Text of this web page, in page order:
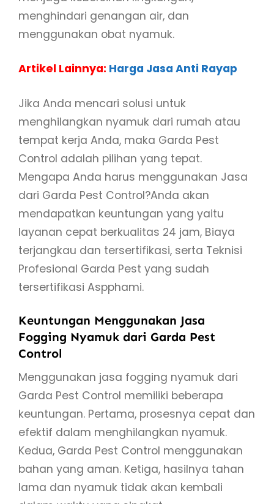
menghindari genangan air, dan
menggunakan obat nyamuk.
Artikel Lainnya: Harga Jasa Anti Rayap
Jika Anda mencari solusi untuk
menghilangkan nyamuk dari rumah atau
tempat kerja Anda, maka Garda Pest
Control adalah pilihan yang tepat.
Mengapa Anda harus menggunakan Jasa
dari Garda Pest Control?Anda akan
mendapatkan keuntungan yang yaitu
layanan cepat berkualitas 24 jam, Biaya
terjangkau dan tersertifikasi, serta Teknisi
Profesional Garda Pest yang sudah
tersertifikasi Aspphami.
Keuntungan Menggunakan Jasa
Fogging Nyamuk dari Garda Pest
Control
Menggunakan jasa fogging nyamuk dari
Garda Pest Control memiliki beberapa
keuntungan. Pertama, prosesnya cepat dan
efektif dalam menghilangkan nyamuk.
Kedua, Garda Pest Control menggunakan
bahan yang aman. Ketiga, hasilnya tahan
lama dan nyamuk tidak akan kembali